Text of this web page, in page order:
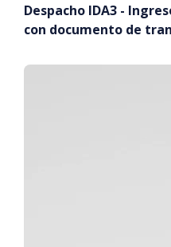
Despacho IDA3 -
con documento de